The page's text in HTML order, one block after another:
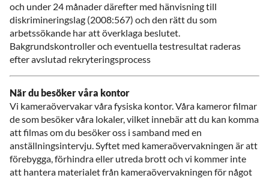
och under 24 månader därefter med hänvisning till
diskrimineringslag (2008:567) och den rätt du som
arbetssökande har att överklaga beslutet.
Bakgrundskontroller och eventuella testresultat raderas
efter avslutad rekryteringsprocess
När du besöker våra kontor
Vi kameraövervakar våra fysiska kontor. Våra kameror filmar
de som besöker våra lokaler, vilket innebär att du kan komma
att filmas om du besöker oss i samband med en
anställningsintervju. Syftet med kameraövervakningen är att
förebygga, förhindra eller utreda brott och vi kommer inte
att hantera materialet från kameraövervakningen för något